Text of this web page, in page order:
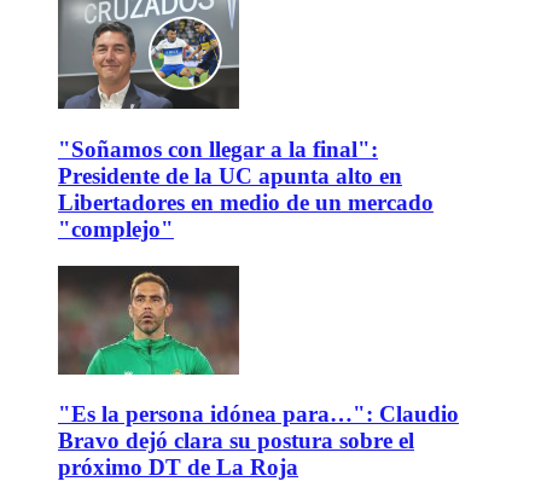
"Soñamos con llegar a la final":
Presidente de la UC apunta alto en
Libertadores en medio de un mercado
"complejo"
"Es la persona idónea para…": Claudio
Bravo dejó clara su postura sobre el
próximo DT de La Roja